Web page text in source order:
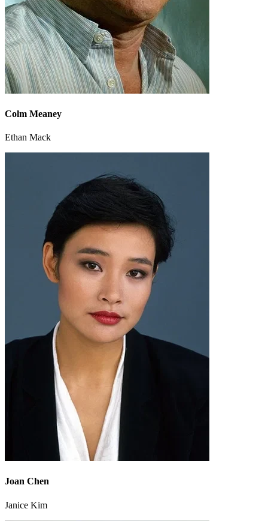
Colm Meaney
Ethan Mack
Joan Chen
Janice Kim